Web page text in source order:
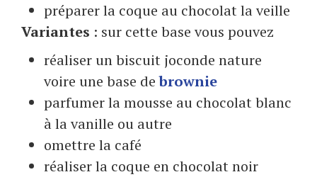
préparer la coque au chocolat la veille
Variantes : sur cette base vous pouvez
réaliser un biscuit joconde nature
voire une base debrownie
parfumer la mousse au chocolat blanc
à la vanille ou autre
omettre la café
réaliser la coque en chocolat noir